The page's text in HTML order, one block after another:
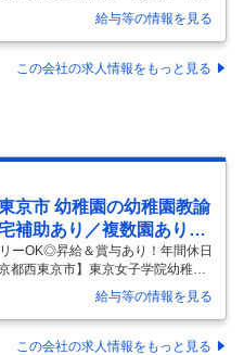
師可 / ボーナス・賞与あり / 交通費
あり / 年収500万円以上可能 / 保育
給与等の情報を見る
この会社の求人情報をもっと見る
京市 幼稚園の幼稚園教諭
補助あり／複数園あり／
ーOK◎昇給＆賞与あり！年間休日
西東京市】東京女子学院幼稚園
り土日祝休み年休120日以上未経
園あり駅チカ] ＜施設情報＞: 【施
】:幼稚園 【最寄駅・アクセス】:
社員 【職種】:幼稚園教諭 【勤務
給与等の情報を見る
この会社の求人情報をもっと見る